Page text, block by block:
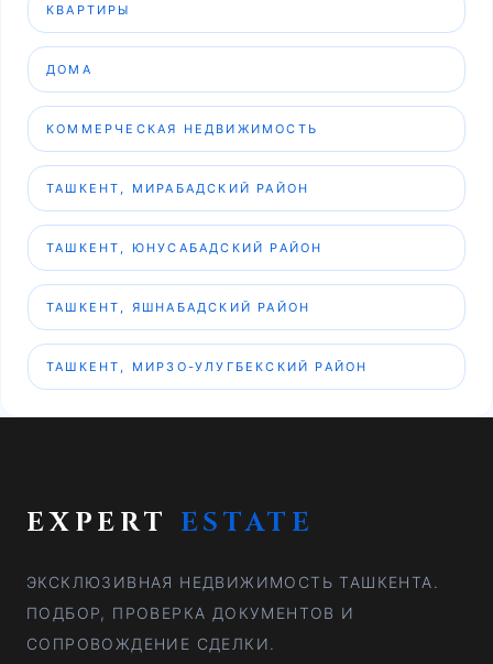
КВАРТИРЫ
ДОМА
КОММЕРЧЕСКАЯ НЕДВИЖИМОСТЬ
ТАШКЕНТ, МИРАБАДСКИЙ РАЙОН
ТАШКЕНТ, ЮНУСАБАДСКИЙ РАЙОН
ТАШКЕНТ, ЯШНАБАДСКИЙ РАЙОН
ТАШКЕНТ, МИРЗО-УЛУГБЕКСКИЙ РАЙОН
EXPERT ESTATE
ЭКСКЛЮЗИВНАЯ НЕДВИЖИМОСТЬ ТАШКЕНТА.
ПОДБОР, ПРОВЕРКА ДОКУМЕНТОВ И
СОПРОВОЖДЕНИЕ СДЕЛКИ.